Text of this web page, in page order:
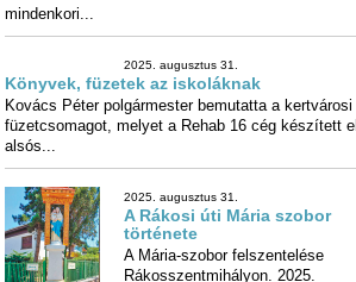
Csobajbusz az árpádföldi Bekecs utcában, a
Csokoládémúzeum előtt – csúcsidőn kívül a
2025. augusztus 31.
Könyvek, füzetek az
Rehab 16 cég készített el az alsós...
2025. augusztus 31.
A Rákosi úti Mária szobor
története